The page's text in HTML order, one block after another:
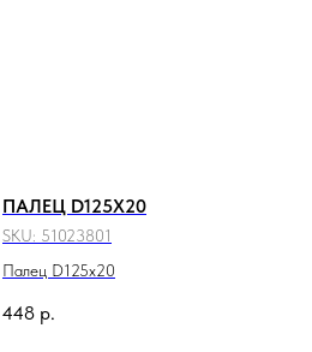
ПАЛЕЦ D125X20
SKU: 51023801
Палец D125x20
448 р.